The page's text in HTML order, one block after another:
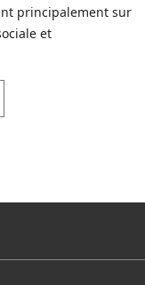
principalement sur
et